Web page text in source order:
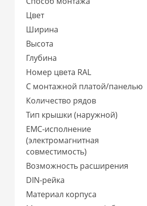
Цвет
Ширина
Высота
Глубина
Номер цвета RAL
С монтажной платой/панелью
Количество рядов
Тип крышки (наружной)
EMC-исполнение
(электромагнитная
совместимость)
Возможность расширения
DIN-рейка
Материал корпуса